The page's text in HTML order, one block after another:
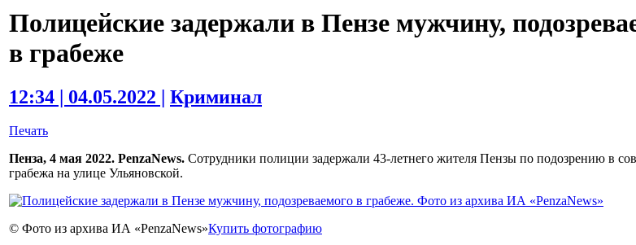
Полицейские задержали в Пензе мужчину,
в грабеже
12:34 | 04.05.2022 | Криминал
Печать
Пенза, 4 мая 2022. PenzaNews. Сотрудники полиции задержали 43-летнего жителя Пензы по подозрению в
грабежа на улице Ульяновской.
© Фото из архива ИА «PenzaNews»Купить фотографию